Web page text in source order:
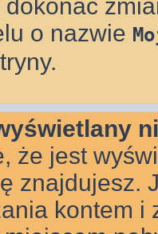
dokonać
o nazwie
że jest
znajdujesz.
kontem i